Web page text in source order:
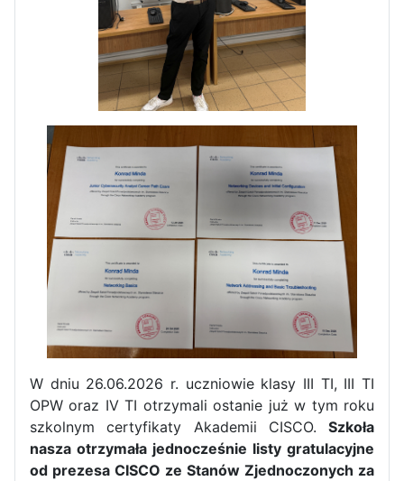
Zakończenie praktyk w
Portugalii
Rozpoczęcie kampanii „Gotowi
na kryzys” w ZSP w Iłży
Pierwszy tydzień praktyk
zawodowych naszych uczniów
w Portugalii za nami!
W dniu 26.06.2026 r. uczniowie klasy III TI, III TI
OPW oraz IV TI otrzymali ostanie już w tym roku
szkolnym certyfikaty Akademii CISCO. Szkoła
nasza otrzymała jednocześnie listy gratulacyjne
od prezesa CISCO ze Stanów Zjednoczonych za